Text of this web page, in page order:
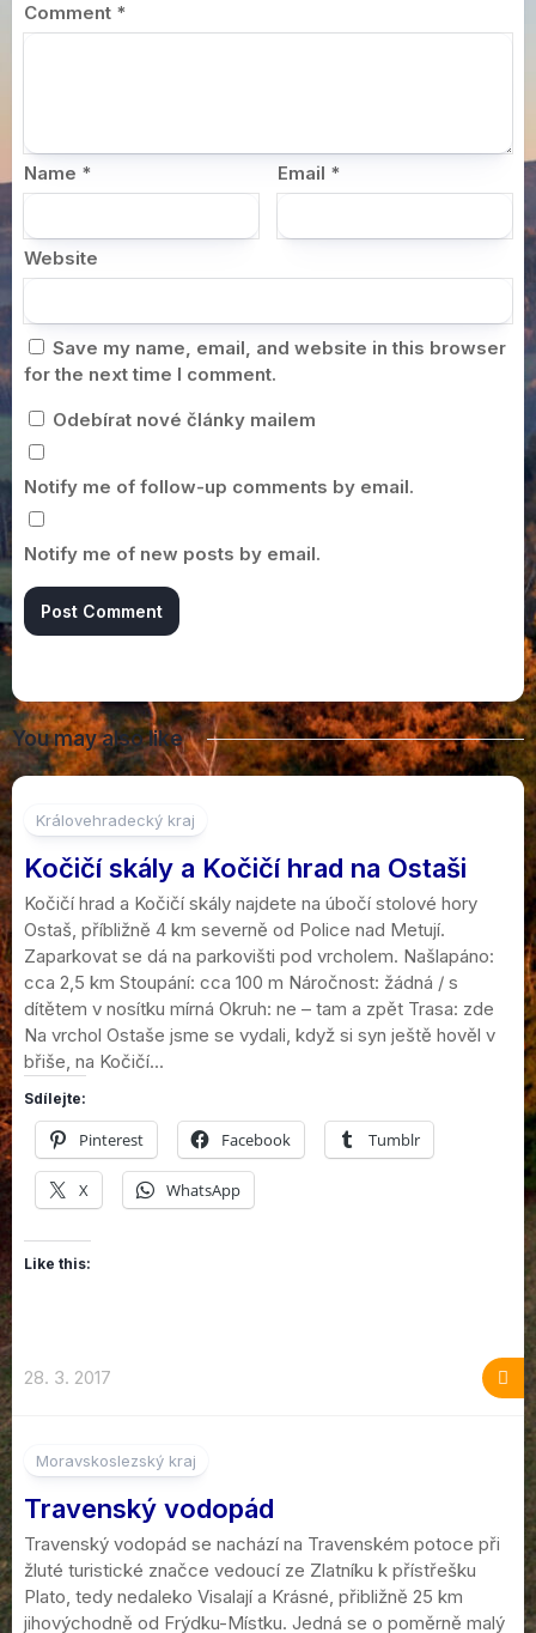
Comment *
Name * Email *
Website
Save my name, email, and website in this browser
for the next time I comment.
Odebírat nové články mailem
Notify me of follow-up comments by email.
Notify me of new posts by email.
You may also like
Královehradecký kraj
Kočičí skály a Kočičí hrad na Ostaši
Kočičí hrad a Kočičí skály najdete na úbočí stolové hory
Ostaš, příbližně 4 km severně od Police nad Metují.
Zaparkovat se dá na parkovišti pod vrcholem. Našlapáno:
cca 2,5 km Stoupání: cca 100 m Náročnost: žádná / s
dítětem v nosítku mírná Okruh: ne – tam a zpět Trasa: zde
Na vrchol Ostaše jsme se vydali, když si syn ještě hověl v
břiše, na Kočičí...
Sdílejte:
Pinterest Facebook Tumblr
X WhatsApp
Like this:
28. 3. 2017
Moravskoslezský kraj
Travenský vodopád
Travenský vodopád se nachází na Travenském potoce při
žluté turistické značce vedoucí ze Zlatníku k přístřešku
Plato, tedy nedaleko Visalají a Krásné, přibližně 25 km
jihovýchodně od Frýdku-Místku. Jedná se o poměrně malý